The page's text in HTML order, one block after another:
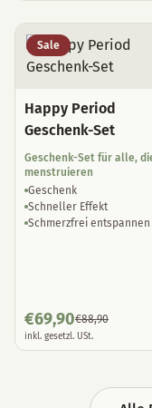
Sale
Happy Period
Geschenk-Set
Geschenk-Set für alle,
menstruieren
Geschenk
Schneller Effekt
Schmerzfrei entspannen
€69,90€88,90
inkl. gesetzl. USt.